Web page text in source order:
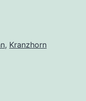
, Kranzhorn